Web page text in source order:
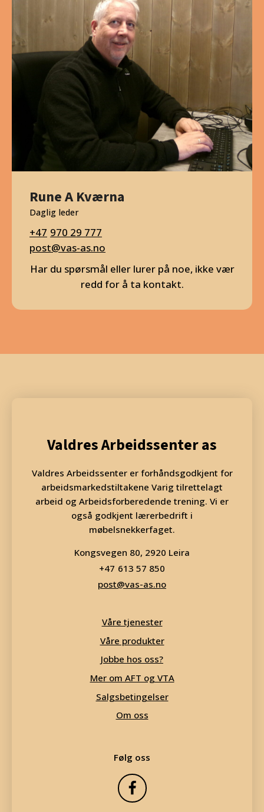
Rune A Kværna
Daglig leder
970 29 777
post@vas-as.no
Har du spørsmål eller lurer på noe, ikke vær
redd for å ta kontakt.
Valdres Arbeidssenter as
Valdres Arbeidssenter er forhåndsgodkjent for
arbeidsmarkedstiltakene Varig tilrettelagt
arbeid og Arbeidsforberedende trening. Vi er
også godkjent lærerbedrift i
møbelsnekkerfaget.
Kongsvegen 80, 2920 Leira
613 57 850
post@vas-as.no
Følg oss
Våre tjenester
Våre produkter
Jobbe hos oss?
Mer om AFT og VTA
Salgsbetingelser
Om oss